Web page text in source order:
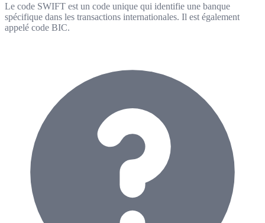
Le code SWIFT est un code unique qui identifie une banque
spécifique dans les transactions internationales. Il est également
appelé code BIC.